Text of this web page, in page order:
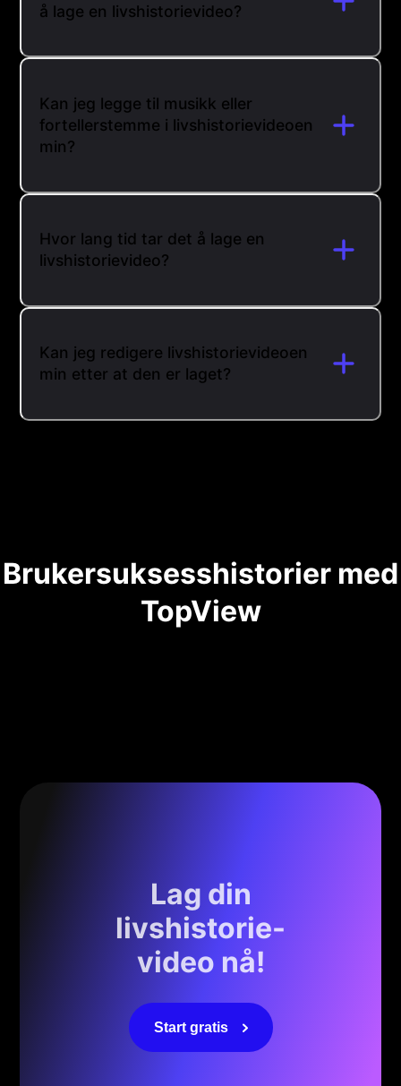
å lage en livshistorievideo?
Kan jeg legge til musikk eller
fortellerstemme i livshistorievideoen
min?
Hvor lang tid tar det å lage en
livshistorievideo?
Kan jeg redigere livshistorievideoen
min etter at den er laget?
Brukersuksesshistorier med
TopView
Lag din
livshistorie-
video nå!
Start gratis